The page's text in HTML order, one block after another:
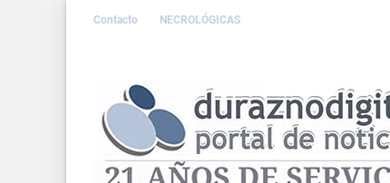
Contacto NECROLÓGICAS